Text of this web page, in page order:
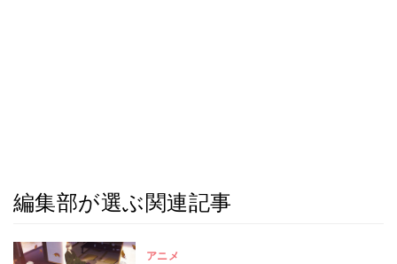
編集部が選ぶ関連記事
アニメ